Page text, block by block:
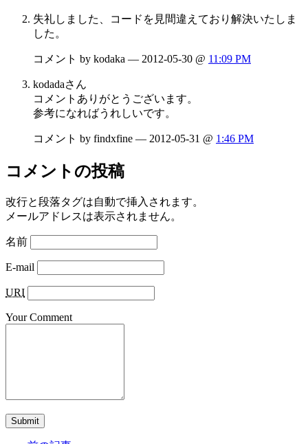
失礼しました、コードを見間違えており解決いたしま
した。
コメント by kodaka — 2012-05-30 @ 11:09 PM
kodadaさん
コメントありがとうございます。
参考になればうれしいです。
コメント by findxfine — 2012-05-31 @ 1:46 PM
コメントの投稿
改行と段落タグは自動で挿入されます。
メールアドレスは表示されません。
名前
E-mail
URI
Your Comment
Submit